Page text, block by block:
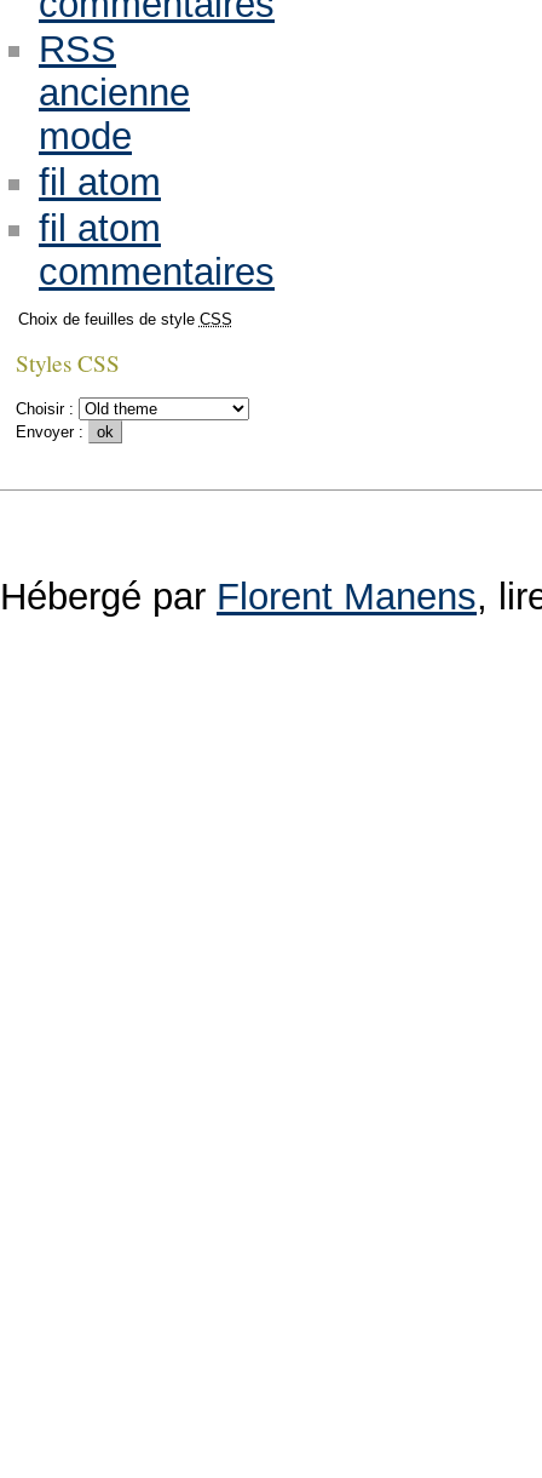
RSS
ancienne
mode
fil atom
fil atom
commentaires
Choix de feuilles de style CSS
Styles CSS
Choisir :
Envoyer :
Hébergé par Florent Manens,